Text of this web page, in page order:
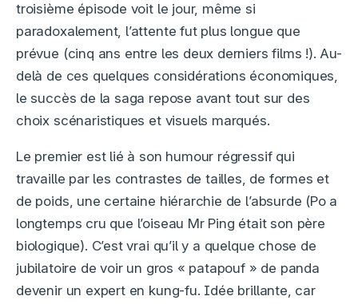
troisième épisode voit le jour, même si
paradoxalement, l’attente fut plus longue que
prévue (cinq ans entre les deux derniers films !). Au-
delà de ces quelques considérations économiques,
le succès de la saga repose avant tout sur des
choix scénaristiques et visuels marqués.
Le premier est lié à son humour régressif qui
travaille par les contrastes de tailles, de formes et
de poids, une certaine hiérarchie de l’absurde (Po a
longtemps cru que l’oiseau Mr Ping était son père
biologique). C’est vrai qu’il y a quelque chose de
jubilatoire de voir un gros « patapouf » de panda
devenir un expert en kung-fu. Idée brillante, car